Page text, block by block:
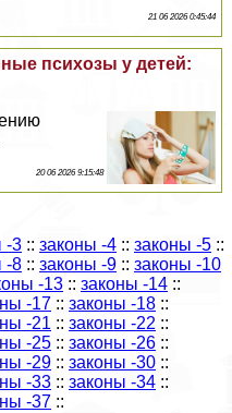
21 06 2026 0:45:44
психозы у детей:
20 06 2026 9:15:48
-3 :: законы -4 :: законы -5 ::
-8 :: законы -9 :: законы -10
-13 :: законы -14 ::
-17 :: законы -18 ::
-21 :: законы -22 ::
-25 :: законы -26 ::
-29 :: законы -30 ::
-33 :: законы -34 ::
-37 ::